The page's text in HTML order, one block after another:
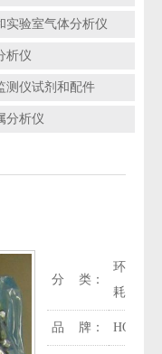
实验室气体分析仪
析仪
测仪试剂和配件
分析仪
分 类：
环境监
耗材
品 牌：